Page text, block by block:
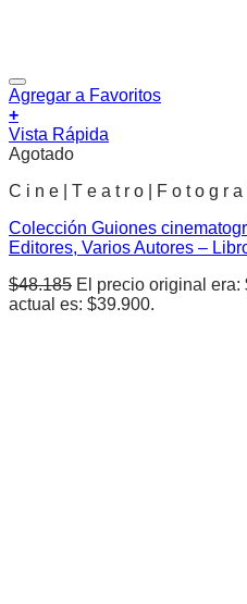
Agregar a Favoritos
+
Vista Rápida
Agotado
C i n e | T e a t r o | F o t o g r a f
Colección Guiones
Editores, Varios Autores –
$48.185 El precio original era:
actual es: $39.900.